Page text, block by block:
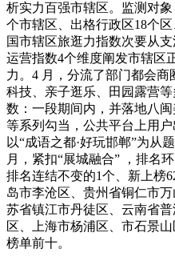
析实力百强市辖区。监测对
个市辖区、出格行政区18个
国市辖区旅逛力指数次要从
运营指数4个维度阐发市辖区
力。4 月，分流了部门都会
科技、亲子逛乐、田园露营
数：一段期间内，并落地八
等系列勾当，公共平台上用
以“成语之都·好玩邯郸”为从
月，紧扣“展城融合” ，排名
排名连结不变的1个、新上榜
岛市李沧区、贵州省铜仁市
苏省镇江市丹徒区、云南省
区、上海市杨浦区、市石景
榜单前十。